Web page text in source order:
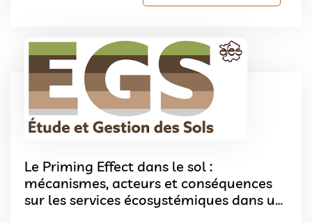
Le Priming Effect dans le sol :
mécanismes, acteurs et conséquences
sur les services écosystémiques dans un